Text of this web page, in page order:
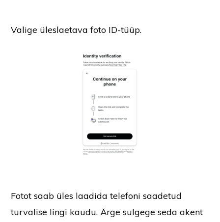
Valige üleslaetava foto ID-tüüp.
Fotot saab üles laadida telefoni saadetud
turvalise lingi kaudu. Ärge sulgege seda akent